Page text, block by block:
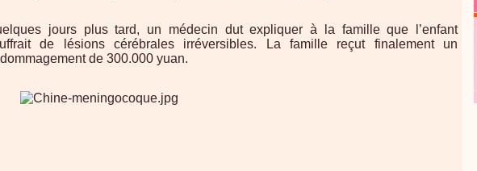
jours plus tard, un médecin dut expliquer à la famille que l’enfant
de lésions cérébrales irréversibles. La famille reçut finalement un
de 300.000 yuan.